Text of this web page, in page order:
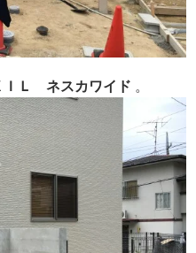
ＩＬ ネスカ ワイド 。